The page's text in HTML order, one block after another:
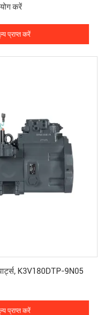
करें
प्राप्त करें
K3V180DTP-9N05
प्राप्त करें